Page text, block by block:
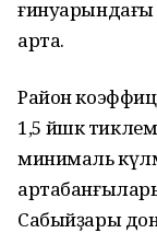
арта.
Район
1,5 йәшкә
минималь
Сабыйҙары